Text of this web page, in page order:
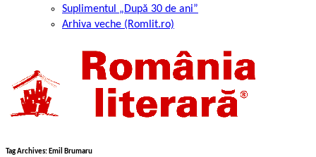
Suplimentul „După 30 de ani”
Arhiva veche (Romlit.ro)
Tag Archives:Emil Brumaru